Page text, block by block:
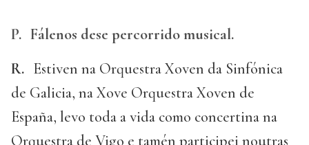
P. Fálenos dese percorrido musical.
R. Estiven na Orquestra Xoven da Sinfónica
de Galicia, na Xove Orquestra Xoven de
España, levo toda a vida como concertina na
Orquestra de Vigo e tamén participei noutras